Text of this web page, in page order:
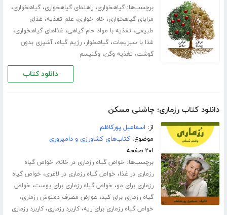
برچسب‌ها:گیاهخواری،راهنمای گیاهخواری،گیاهخواری،
مزایای گیاهخواری، خام خواری، علم تغذیه، غذای
طبیعی، تغذیه با مواد خام گیاهی، غذاهای گیاهخواری،
غذا با سبزیجات،گیاهخوار،رژیم گیاه،آشپزی بدون
گوشت، تغذیه وگن، وگنیسم
دانلود کتاب
دانلود کتاب رزماری؛ چاشنی مسکن
از: اسماعیل پورکاظم
موضوع:کتاب‌های کشاورزی و دامپروری
۲۰۱ صفحه
برچسب‌ها: خواص گیاه رزماری در خانه، خواص گیاه
رزماری در غذا، خواص گیاه رزماری در لاغری، خواص گیاه
رزماری برای مو، خواص گیاه رزماری برای پوست، خواص
گیاه رزماری برای کبد، عوارض مصرف دمنوش رزماری،
خواص گیاه رزماری برای ریه،کاربرد رزماری،کاربرد رزماری